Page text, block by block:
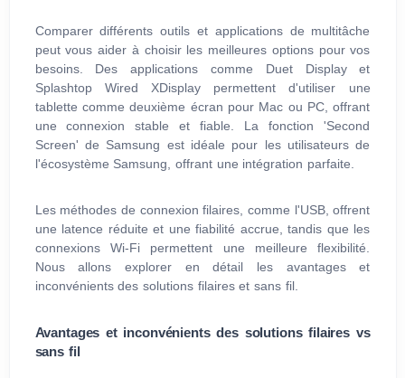
Comparer différents outils et applications de multitâche
peut vous aider à choisir les meilleures options pour vos
besoins. Des applications comme Duet Display et
Splashtop Wired XDisplay permettent d'utiliser une
tablette comme deuxième écran pour Mac ou PC, offrant
une connexion stable et fiable. La fonction 'Second
Screen' de Samsung est idéale pour les utilisateurs de
l'écosystème Samsung, offrant une intégration parfaite.
Les méthodes de connexion filaires, comme l'USB, offrent
une latence réduite et une fiabilité accrue, tandis que les
connexions Wi-Fi permettent une meilleure flexibilité.
Nous allons explorer en détail les avantages et
inconvénients des solutions filaires et sans fil.
Avantages et inconvénients des solutions filaires vs
sans fil